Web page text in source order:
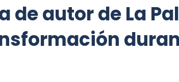
de autor de La